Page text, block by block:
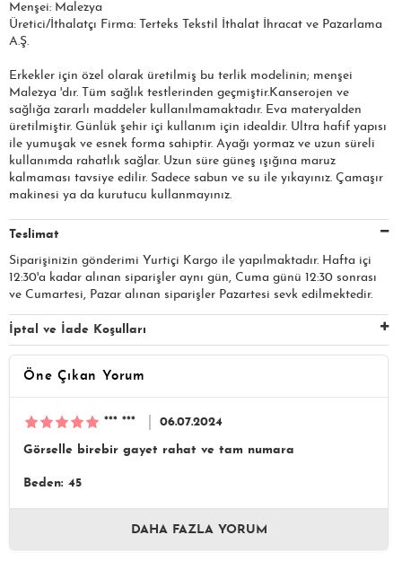
Menşei: Malezya
Üretici/İthalatçı Firma: Terteks Tekstil İthalat İhracat ve Pazarlama
A.Ş.​​​
Erkekler için özel olarak üretilmiş bu terlik modelinin; menşei
Malezya 'dır. Tüm sağlık testlerinden geçmiştir.Kanserojen ve
sağlığa zararlı maddeler kullanılmamaktadır. Eva materyalden
üretilmiştir. Günlük şehir içi kullanım için idealdir. Ultra hafif yapısı
ile yumuşak ve esnek forma sahiptir. Ayağı yormaz ve uzun süreli
kullanımda rahatlık sağlar. Uzun süre güneş ışığına maruz
kalmaması tavsiye edilir. Sadece sabun ve su ile yıkayınız. Çamaşır
makinesi ya da kurutucu kullanmayınız.
Teslimat
Siparişinizin gönderimi Yurtiçi Kargo ile yapılmaktadır. Hafta içi
12:30'a kadar alınan siparişler aynı gün, Cuma günü 12:30 sonrası
ve Cumartesi, Pazar alınan siparişler Pazartesi sevk edilmektedir.
İptal ve İade Koşulları
Öne Çıkan Yorum
*** *** 06.07.2024
Görselle birebir gayet rahat ve tam numara
Beden: 45
DAHA FAZLA YORUM